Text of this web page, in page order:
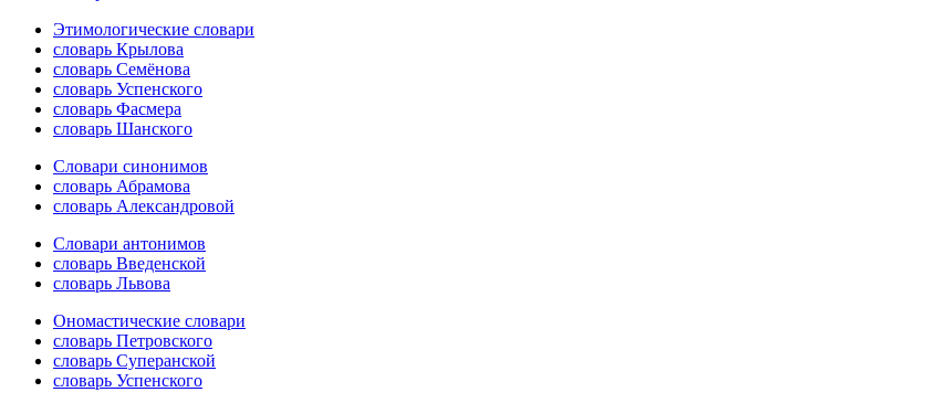
Этимологические словари
словарь Крылова
словарь Семёнова
словарь Успенского
словарь Фасмера
словарь Шанского
Словари синонимов
словарь Абрамова
словарь Александровой
Словари антонимов
словарь Введенской
словарь Львова
Ономастические словари
словарь Петровского
словарь Суперанской
словарь Успенского